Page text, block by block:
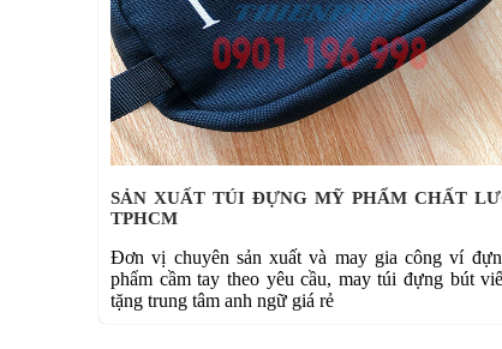
SẢN XUẤT TÚI ĐỰNG MỸ PHẨM CHẤT
TPHCM
Đơn vị chuyên sản xuất và may gia công ví
phẩm cầm tay theo yêu cầu, may túi đựng bút
tặng trung tâm anh ngữ giá rẻ